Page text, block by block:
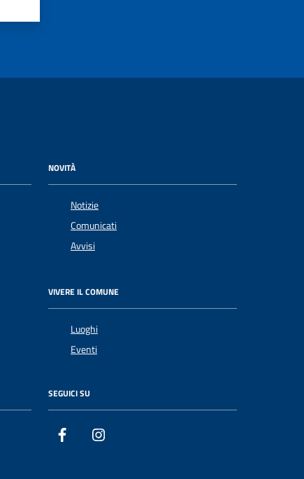
NOVITÀ
Notizie
Comunicati
Avvisi
VIVERE IL COMUNE
Luoghi
Eventi
SEGUICI SU
Facebook